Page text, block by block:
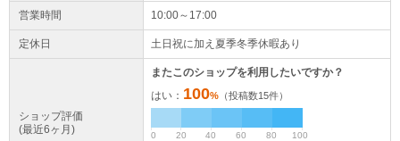
営業時間 10:00～17:00
定休日 土日祝に加え夏季冬季休暇あり
ショップ評価
(最近6ヶ月)
またこのショップを利用したいですか？
はい： 100% （投稿数15件）
0 20 40 60 80 100